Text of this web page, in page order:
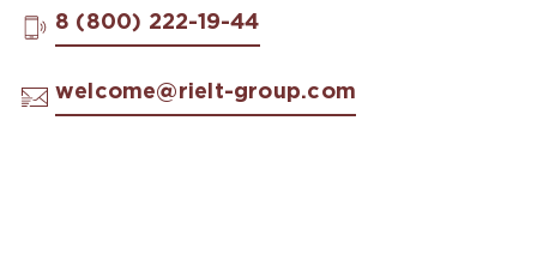
8 (800) 222-19-44
welcome@rielt-group.com